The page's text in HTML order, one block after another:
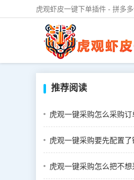
虎观虾皮一键下单插件 - 拼多
推荐阅读